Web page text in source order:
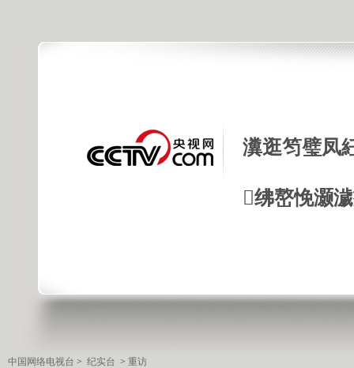
瀵逛笉璧凤
绋嶅悗灏
中国网络电视台 > 纪实台 > 重访